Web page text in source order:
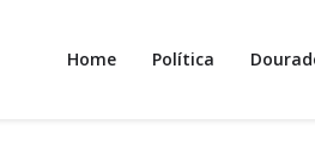
Home Política